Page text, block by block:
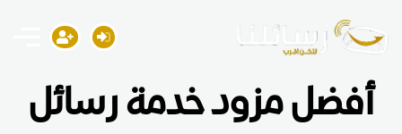
أفضل مزود خدمة رسائل